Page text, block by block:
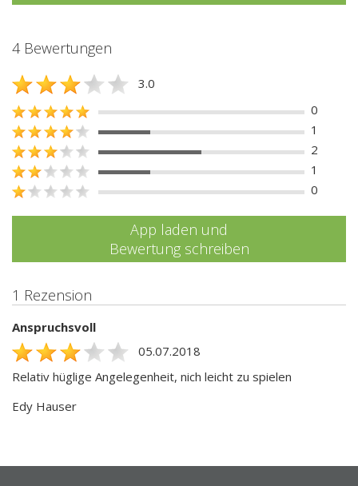
4 Bewertungen
3.0
0
1
2
1
0
App laden und
Bewertung schreiben
1 Rezension
Anspruchsvoll
05.07.2018
Relativ hüglige Angelegenheit, nich leicht zu spielen
Edy Hauser